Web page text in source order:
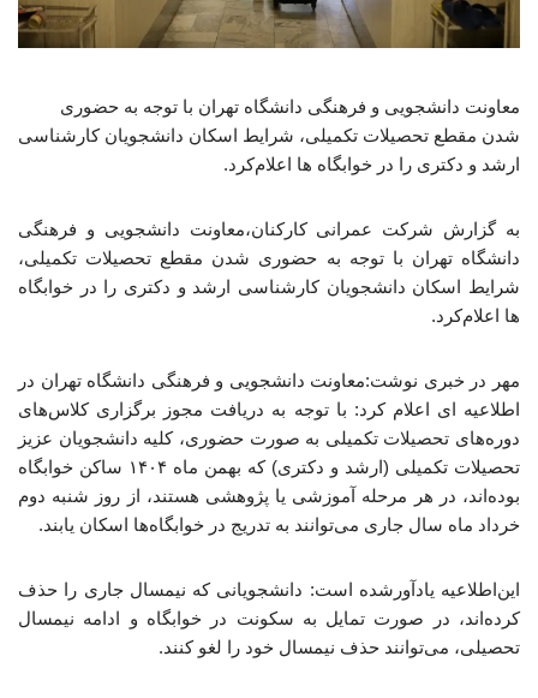
معاونت دانشجویی و فرهنگی دانشگاه تهران‌ با توجه به حضوری
شدن مقطع تحصیلات تکمیلی، شرایط اسکان‌ دانشجویان ‌کارشناسی
ارشد و دکتری را در خوابگاه ها اعلام‌کرد.
به گزارش شرکت عمرانی کارکنان،معاونت دانشجویی و فرهنگی
دانشگاه تهران‌ با توجه به حضوری شدن مقطع تحصیلات تکمیلی،
شرایط اسکان‌ دانشجویان ‌کارشناسی ارشد و دکتری را در خوابگاه
ها اعلام‌کرد.
مهر در خبری نوشت:معاونت دانشجویی و فرهنگی دانشگاه تهران در
اطلاعیه ای اعلام کرد: با توجه به دریافت مجوز برگزاری کلاس‌های
دوره‌های تحصیلات تکمیلی به صورت حضوری، کلیه دانشجویان عزیز
تحصیلات تکمیلی (ارشد و دکتری) که بهمن ماه ۱۴۰۴ ساکن خوابگاه
بوده‌اند، در هر مرحله آموزشی یا پژوهشی هستند، از روز شنبه دوم
خرداد ماه سال جاری می‌توانند به تدریج در خوابگاه‌ها اسکان یابند.
این‌اطلاعیه یادآورشده است: دانشجویانی که نیمسال جاری را حذف
کرده‌اند، در صورت تمایل به سکونت در خوابگاه و ادامه نیمسال
تحصیلی، می‌توانند حذف نیمسال خود را لغو کنند.